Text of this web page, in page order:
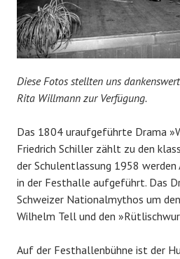
Diese Fotos stellten uns
Rita Willmann zur Verfügung.
Das 1804 uraufgeführte Drama
Friedrich Schiller zählt zu den
der Schulentlassung 1958 werden
in der Festhalle aufgeführt. Das
Schweizer Nationalmythos um
Wilhelm Tell und den
Auf der Festhallenbühne ist der